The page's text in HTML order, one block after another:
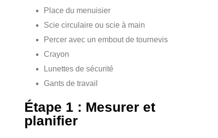
Place du menuisier
Scie circulaire ou scie à main
Percer avec un embout de tournevis
Crayon
Lunettes de sécurité
Gants de travail
Étape 1 : Mesurer et
planifier